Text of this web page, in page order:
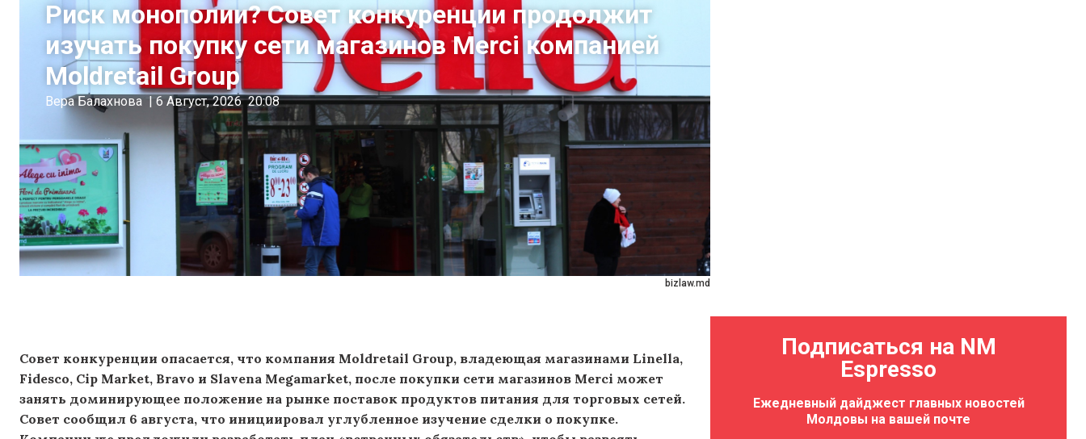
bizlaw.md
Риск монополии? Совет конкуренции продолжит
изучать покупку сети магазинов Merci компанией
Moldretail Group
Вера Балахнова | 6 Август, 2026 20:08
Совет конкуренции опасается, что компания Moldretail Group, владеющая магазинами Linella,
Fidesco, Cip Market, Bravo и Slavena Megamarket, после покупки сети магазинов Merci может
занять доминирующее положение на рынке поставок продуктов питания для торговых сетей.
Совет сообщил 6 августа, что инициировал углубленное изучение сделки о покупке.
Подписаться на NM
Espresso
Ежедневный дайджест главных новостей
Молдовы на вашей почте